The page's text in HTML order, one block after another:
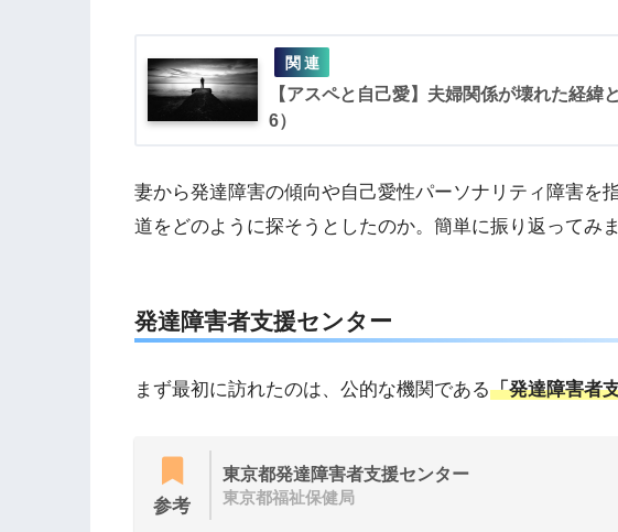
【アスペと自己愛】夫婦関係が壊れた経緯
6）
妻から発達障害の傾向や自己愛性パーソナリティ障害を
道をどのように探そうとしたのか。簡単に振り返ってみま
発達障害者支援センター
まず最初に訪れたのは、公的な機関である「発達障害者
参考
東京都発達障害者支援センター
東京都福祉保健局